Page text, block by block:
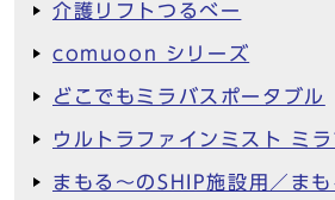
介護リフトつるべー
comuoon シリーズ
どこでもミラバスポータブル
ウルトラファインミスト ミ
まもる～のSHIP施設用／ま